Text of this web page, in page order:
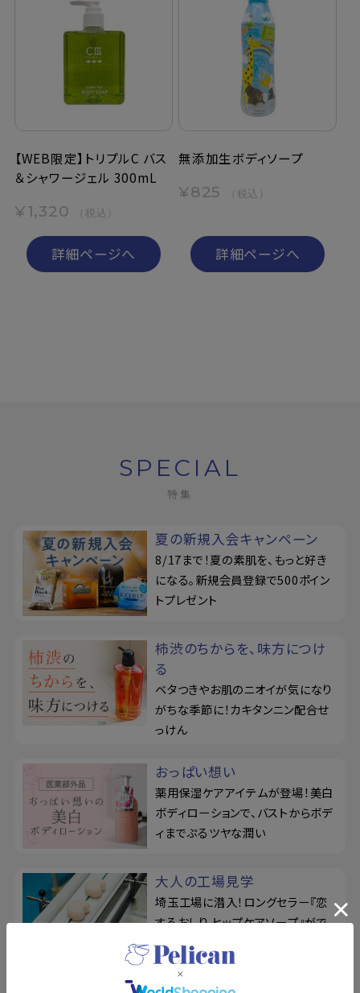
【WEB限定】トリプルC バス
＆シャワージェル 300mL
¥1,320 （税込）
詳細ページへ
無添加生ボディソープ
¥825 （税込）
詳細ページへ
SPECIAL
特集
夏の新規入会キャンペーン
8/17まで！夏の素肌を、もっと好き
になる。新規会員登録で500ポイン
トプレゼント
柿渋のちからを、味方につけ
る
ベタつきやお肌のニオイが気になり
がちな季節に！カキタンニン配合せ
っけん
おっぱい想い
薬用保湿ケアアイテムが登場！美白
ボディローションで、バストからボデ
ィまでぷるツヤな潤い
大人の工場見学
埼玉工場に潜入！ロングセラー『恋
するおしり ヒップケアソープ』がで
きるまでをレポート